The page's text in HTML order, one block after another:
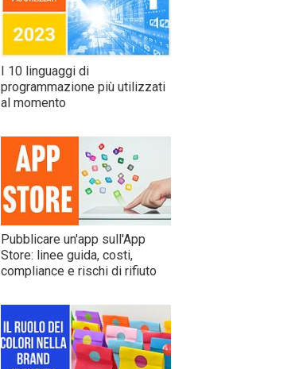
I 10 linguaggi di
programmazione più utilizzati
al momento
Pubblicare un'app sull'App
Store: linee guida, costi,
compliance e rischi di rifiuto